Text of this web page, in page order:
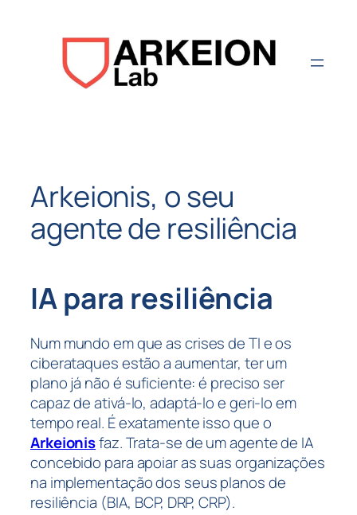
Arkeionis, o seu
agente de resiliência
IA para resiliência
Num mundo em que as crises de TI e os
ciberataques estão a aumentar, ter um
plano já não é suficiente: é preciso ser
capaz de ativá-lo, adaptá-lo e geri-lo em
tempo real. É exatamente isso que o
Arkeionisfaz. Trata-se de um agente de IA
concebido para apoiar as suas organizações
na implementação dos seus planos de
resiliência (BIA, BCP, DRP, CRP).